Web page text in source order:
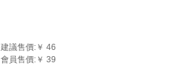
建議售價:￥ 46
會員售價:￥ 39